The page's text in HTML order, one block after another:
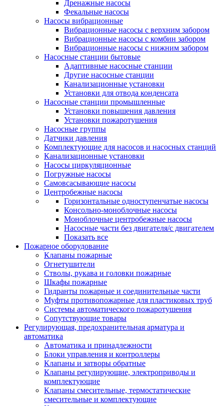
Дренажные насосы
Фекальные насосы
Насосы вибрационные
Вибрационные насосы с верхним забором
Вибрационные насосы с комбин забором
Вибрационные насосы с нижним забором
Насосные станции бытовые
Адаптивные насосные станции
Другие насосные станции
Канализационные установки
Установки для отвода конденсата
Насосные станции промышленные
Установки повышения давления
Установки пожаротушения
Насосные группы
Датчики давления
Комплектующие для насосов и насосных станций
Канализационные установки
Насосы циркуляционные
Погружные насосы
Самовсасывающие насосы
Центробежные насосы
Горизонтальные одноступенчатые насосы
Консольно-моноблочные насосы
Моноблочные центробежные насосы
Насосные части без двигателя/с двигателем
Показать все
Пожарное оборудование
Клапаны пожарные
Огнетушители
Стволы, рукава и головки пожарные
Шкафы пожарные
Гидранты пожарные и соединительные части
Муфты противопожарные для пластиковых труб
Системы автоматического пожаротушения
Сопутствующие товары
Регулирующая, предохранительная арматура и
автоматика
Автоматика и принадлежности
Блоки управления и контроллеры
Клапаны и затворы обратные
Клапаны регулирующие, электроприводы и
комплектующие
Клапаны смесительные, термостатические
смесительные и комплектующие